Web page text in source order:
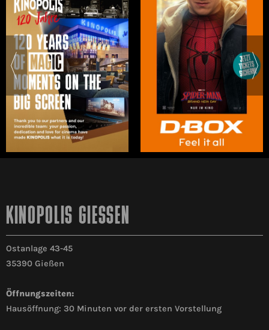
KINOPOLIS GIESSEN
Ostanlage 43-45
35390 Gießen
Öffnungszeiten:
Hausöffnung: 30 Minuten vor der ersten Vorstellung